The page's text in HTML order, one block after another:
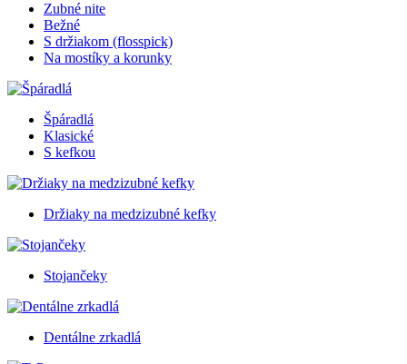
Zubné nite
Bežné
S držiakom (flosspick)
Na mostíky a korunky
Špáradlá
Klasické
S kefkou
Držiaky na medzizubné kefky
Stojančeky
Dentálne zrkadlá